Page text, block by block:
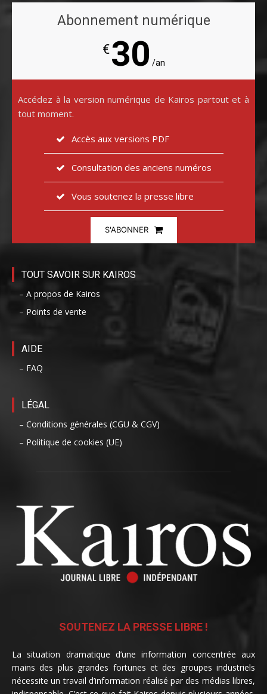
Abonnement numérique
€30 /an
Accédez à la version numérique de Kairos partout et à
tout moment.
Accès aux versions PDF
Consultation des anciens numéros
Vous soutenez la presse libre
S'ABONNER
TOUT SAVOIR SUR KAIROS
– A propos de Kairos
– Points de vente
AIDE
– FAQ
LÉGAL
– Conditions générales (CGU & CGV)
– Politique de cookies (UE)
SOUTENEZ LA PRESSE LIBRE !
La situation dramatique d’une information concentrée aux
mains des plus grandes fortunes et des groupes industriels
nécessite un travail d’information réalisé par des médias libres,